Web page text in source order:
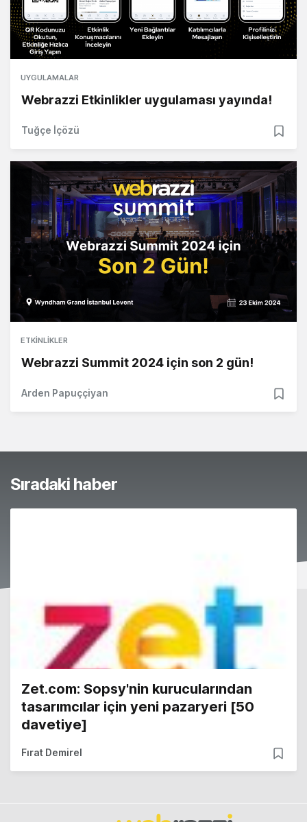
UYGULAMALAR
Webrazzi Etkinlikler uygulaması yayında!
Tuğçe İçözü
ETKINLIKLER
Webrazzi Summit 2024 için son 2 gün!
Arden Papuççiyan
Sıradaki haber
Zet.com: Sopsy'nin kurucularından
tasarımcılar için yeni pazaryeri [50
davetiye]
Fırat Demirel